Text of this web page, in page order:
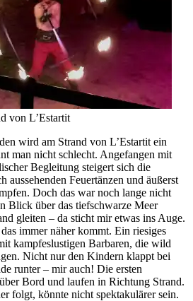
von L’Estartit
wird am Strand von L’Estartit ein
man nicht schlecht. Angefangen mit
Begleitung steigert sich die
aussehenden Feuertänzen und äußerst
Doch das war noch lange nicht
Blick über das tiefschwarze Meer
gleiten – da sticht mir etwas ins Auge.
immer näher kommt. Ein riesiges
kampfeslustigen Barbaren, die wild
Nicht nur den Kindern klappt bei
runter – mir auch! Die ersten
Bord und laufen in Richtung Strand.
folgt, könnte nicht spektakulärer sein.